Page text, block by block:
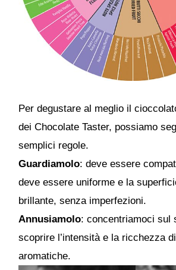
Per degustare al meglio il
dei Chocolate Taster, possiamo
semplici regole.
Guardiamolo: deve essere
deve essere uniforme e la
brillante, senza imperfezioni.
Annusiamolo: concentriamoci sul
scoprire l’intensità e la ricchezza
aromatiche.